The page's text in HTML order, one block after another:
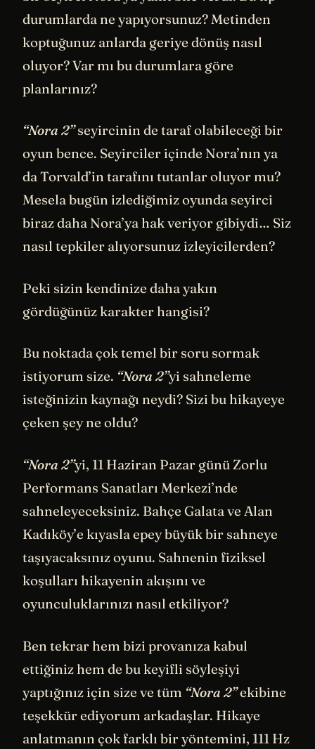
durumlarda ne yapıyorsunuz? Metinden
koptuğunuz anlarda geriye dönüş nasıl
oluyor? Var mı bu durumlara göre
planlarınız?
“Nora 2”seyircinin de taraf olabileceği bir
oyun bence. Seyirciler içinde Nora’nın ya
da Torvald’in tarafını tutanlar oluyor mu?
Mesela bugün izlediğimiz oyunda seyirci
biraz daha Nora’ya hak veriyor gibiydi… Siz
nasıl tepkiler alıyorsunuz izleyicilerden?
Peki sizin kendinize daha yakın
gördüğünüz karakter hangisi?
Bu noktada çok temel bir soru sormak
istiyorum size. “Nora 2”yi sahneleme
isteğinizin kaynağı neydi? Sizi bu hikayeye
çeken şey ne oldu?
“Nora 2”yi, 11 Haziran Pazar günü Zorlu
Performans Sanatları Merkezi’nde
sahneleyeceksiniz. Bahçe Galata ve Alan
Kadıköy’e kıyasla epey büyük bir sahneye
taşıyacaksınız oyunu. Sahnenin fiziksel
koşulları hikayenin akışını ve
oyunculuklarınızı nasıl etkiliyor?
Ben tekrar hem bizi provanıza kabul
ettiğiniz hem de bu keyifli söyleşiyi
yaptığınız için size ve tüm “Nora 2”ekibine
teşekkür ediyorum arkadaşlar. Hikaye
anlatmanın çok farklı bir yöntemini, 111 Hz